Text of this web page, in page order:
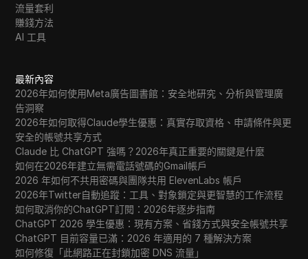
流量套利
賺錢方法
AI 工具
最新內容
2026年如何使用Meta廣告圖書館：安全地研究、分析與管理廣
告洞察
2026年如何取得Claude學生優惠：真實存取資格、申請條件與更
安全的帳號共享方式
Claude 比 ChatGPT 強嗎？2026年真正重要的關鍵是什麼
如何在2026年建立無需電話號碼的Gmail帳戶
2026 年如何不共用密碼與團隊共用 ElevenLabs 帳戶
2026年Twitter自動追蹤：工具、對象鎖定與更智慧的工作流程
如何取消你的ChatGPT訂閱：2026年逐步指南
ChatGPT 2026 學生優惠：現有方案、省錢方式與安全帳號共享
ChatGPT 目前容量已滿：2026 年適用的 7 種解決方案
如何修復「此網路正在封鎖加密 DNS 流量」